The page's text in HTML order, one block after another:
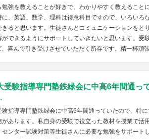
勉強を教えることが好きで、わかりやすく教えること
に、英語、数学、理科は得意科目ですので、いろいろ
きると思います。生徒さんとコミュニケーションをと
ができるようにサポートしていきたいと思います。受
喜んで引き受けさせていただく所存です。精一杯頑
受験指導専門塾鉄緑会に中高6年間通っ
験指導専門塾鉄緑会に中高6年間通っていたので、特
があります。私自身の受験で役立った教材を授業で活
センター試験対策等生徒さんに必要な勉強をサポート